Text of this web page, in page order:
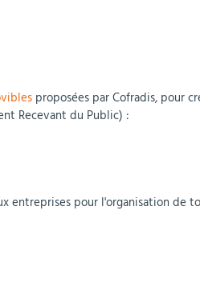
proposées par Cofradis, pour
Recevant du Public) :
entreprises pour l'organisation de